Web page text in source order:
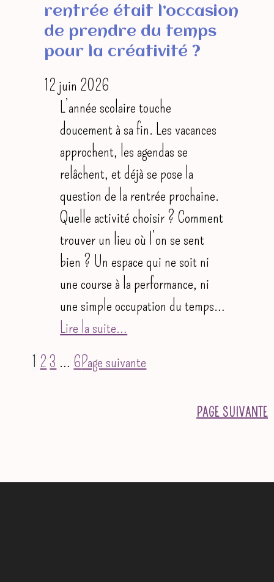
rentrée était l’occasion
de prendre du temps
pour la créativité ?
12 juin 2026
L’année scolaire touche
doucement à sa fin. Les vacances
approchent, les agendas se
relâchent, et déjà se pose la
question de la rentrée prochaine.
Quelle activité choisir ? Comment
trouver un lieu où l’on se sent
bien ? Un espace qui ne soit ni
une course à la performance, ni
une simple occupation du temps…
Lire la suite…
1 2 3 … 6Page suivante
PAGE SUIVANTE